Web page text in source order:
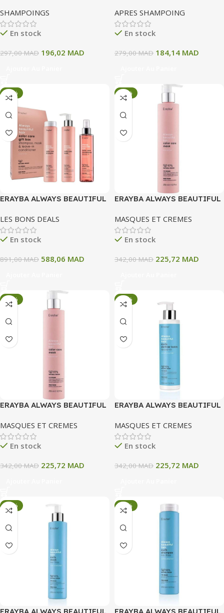
SHAMPOING 250 ML
SHAMPOINGS
En stock
297,00MAD 196,02 MAD
CONDITIONNER 200 ML
APRES SHAMPOING
En stock
279,00MAD 184,14 MAD
-34%
ERAYBA ALWAYS BEAUTIFUL
LES BONS DEALS
En stock
891,00MAD 588,06 MAD
-34%
ERAYBA ALWAYS BEAUTIFUL
250 ML
MASQUES ET CREMES
En stock
342,00MAD 225,72 MAD
-34%
ERAYBA ALWAYS BEAUTIFUL
250 ML
MASQUES ET CREMES
En stock
342,00MAD 225,72 MAD
-34%
ERAYBA ALWAYS BEAUTIFUL
DEFINISSEUR DE BOUCLE
150 ML
MASQUES ET CREMES
En stock
342,00MAD 225,72 MAD
-34% -34%